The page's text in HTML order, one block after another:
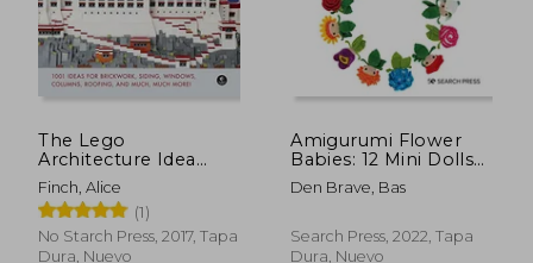
The Lego
Architecture Idea
Book: 1001 Ideas for
Brickwork, Siding,
Windows, Columns,
Roofing, and Much,
Much More (en
Finch, Alice
(1)
No Starch Press, 2017, Tapa
Dura, Nuevo
Amigurumi Flower
Babies: 12 Mini Dolls
to Crochet (en Inglés)
Den Brave, Bas
Search Press, 2022, Tapa
Dura, Nuevo